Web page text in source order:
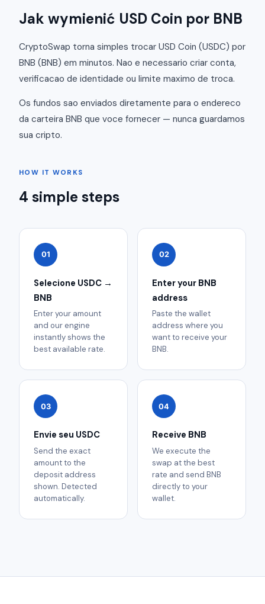
Jak wymienić USD Coin por BNB
CryptoSwap torna simples trocar USD Coin (USDC) por
BNB (BNB) em minutos. Nao e necessario criar conta,
verificacao de identidade ou limite maximo de troca.
Os fundos sao enviados diretamente para o endereco
da carteira BNB que voce fornecer — nunca guardamos
sua cripto.
HOW IT WORKS
4 simple steps
01
Selecione USDC →
BNB
Enter your amount
and our engine
instantly shows the
best available rate.
02
Enter your BNB
address
Paste the wallet
address where you
want to receive your
BNB.
03
Envie seu USDC
Send the exact
amount to the
deposit address
shown. Detected
automatically.
04
Receive BNB
We execute the
swap at the best
rate and send BNB
directly to your
wallet.